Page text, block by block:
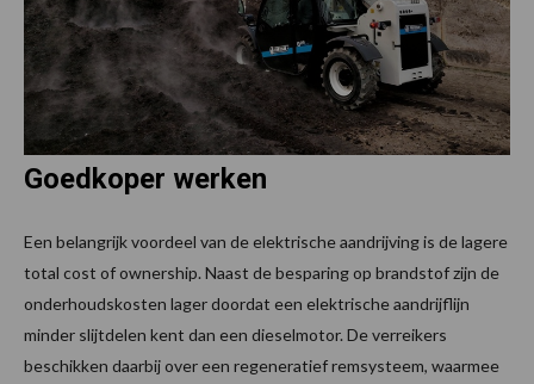
Goedkoper werken
Een belangrijk voordeel van de elektrische aandrijving is de lagere
total cost of ownership. Naast de besparing op brandstof zijn de
onderhoudskosten lager doordat een elektrische aandrijflijn
minder slijtdelen kent dan een dieselmotor. De verreikers
beschikken daarbij over een regeneratief remsysteem, waarmee